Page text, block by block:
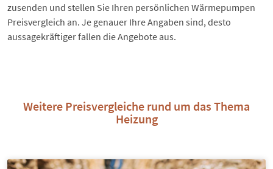
zusenden und stellen Sie Ihren persönlichen Wärmepumpen
Preisvergleich an. Je genauer Ihre Angaben sind, desto
aussagekräftiger fallen die Angebote aus.
Weitere Preisvergleiche rund um das Thema
Heizung